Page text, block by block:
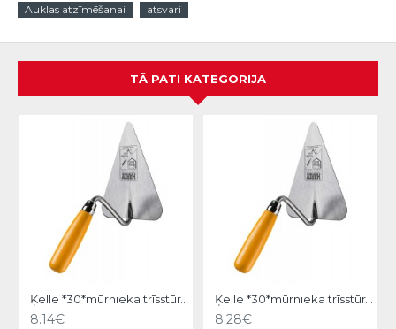
Auklas atzīmēšanai
atsvari
TĀ PATI KATEGORIJA
Ķelle *30*mūrnieka trīsstūra 18cm, Hardy
8.14€
Ķelle *30*mūrnieka trīsstūra 20cm, Hardy
8.28€